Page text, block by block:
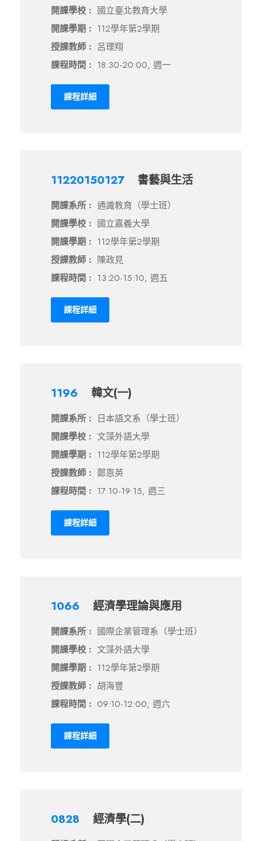
開課學校 : 國立臺北教育大學
開課學期 : 112學年第2學期
授課教師 : 呂理翔
課程時間 : 18:30-20:00, 週一
課程詳細
11220150127 書藝與生活
開課系所 : 通識教育（學士班）
開課學校 : 國立嘉義大學
開課學期 : 112學年第2學期
授課教師 : 陳政見
課程時間 : 13:20-15:10, 週五
課程詳細
1196 韓文(一)
開課系所 : 日本語文系（學士班）
開課學校 : 文藻外語大學
開課學期 : 112學年第2學期
授課教師 : 鄭恩英
課程時間 : 17:10-19:15, 週三
課程詳細
1066 經濟學理論與應用
開課系所 : 國際企業管理系（學士班）
開課學校 : 文藻外語大學
開課學期 : 112學年第2學期
授課教師 : 胡海豐
課程時間 : 09:10-12:00, 週六
課程詳細
0828 經濟學(二)